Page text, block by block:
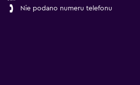
Nie podano numeru telefonu